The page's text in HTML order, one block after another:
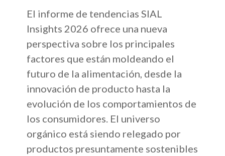
El informe de tendencias SIAL
Insights 2026 ofrece una nueva
perspectiva sobre los principales
factores que están moldeando el
futuro de la alimentación, desde la
innovación de producto hasta la
evolución de los comportamientos de
los consumidores. El universo
orgánico está siendo relegado por
productos presuntamente sostenibles